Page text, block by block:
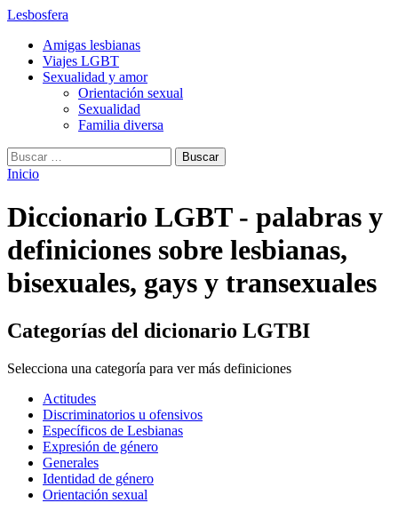
Lesbosfera
Amigas lesbianas
Viajes LGBT
Sexualidad y amor
Orientación sexual
Sexualidad
Familia diversa
Buscar:
Inicio
Archivos:
Diccionario LGBT - palabras y
definiciones sobre lesbianas,
bisexuales, gays y transexuales
Categorías del dicionario LGTBI
Selecciona una categoría para ver más definiciones
Actitudes
Discriminatorios u ofensivos
Específicos de Lesbianas
Expresión de género
Generales
Identidad de género
Orientación sexual